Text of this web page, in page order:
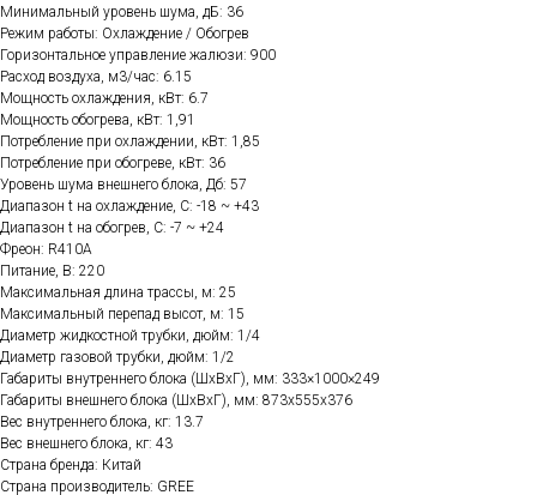
Минимальный уровень шума, дБ: 36
Режим работы: Охлаждение / Обогрев
Горизонтальное управление жалюзи: 900
Расход воздуха, м3/час: 6.15
Мощность охлаждения, кВт: 6.7
Мощность обогрева, кВт: 1,91
Потребление при охлаждении, кВт: 1,85
Потребление при обогреве, кВт: 36
Уровень шума внешнего блока, Дб: 57
Диапазон t на охлаждение, C: -18 ~ +43
Диапазон t на обогрев, C: -7 ~ +24
Фреон: R410A
Питание, В: 220
Максимальная длина трассы, м: 25
Максимальный перепад высот, м: 15
Диаметр жидкостной трубки, дюйм: 1/4
Диаметр газовой трубки, дюйм: 1/2
Габариты внутреннего блока (ШхВхГ), мм: 333×1000×249
Габариты внешнего блока (ШхВхГ), мм: 873x555x376
Вес внутреннего блока, кг: 13.7
Вес внешнего блока, кг: 43
Страна бренда: Китай
Страна производитель: GREE